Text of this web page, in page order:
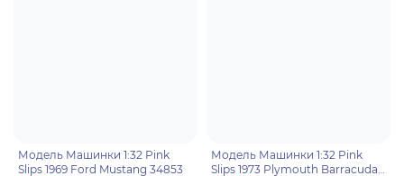
Модель Машинки 1:32 Pink
Slips 1969 Ford Mustang 34853
Модель Машинки 1:32 Pink
Slips 1973 Plymouth Barracuda